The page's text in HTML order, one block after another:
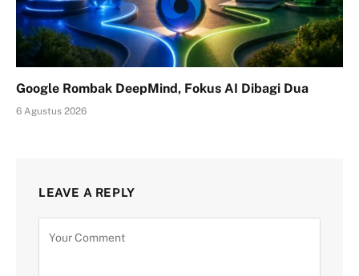
Google Rombak DeepMind, Fokus AI Dibagi Dua
6 Agustus 2026
LEAVE A REPLY